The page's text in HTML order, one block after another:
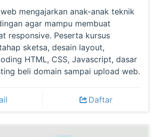
mengajarkan anak-anak teknik
agar mampu membuat
responsive. Peserta kursus
sketsa, desain layout,
HTML, CSS, Javascript, dasar
beli domain sampai upload web.
Daftar